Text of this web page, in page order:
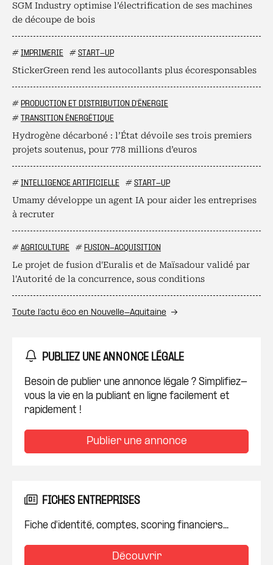
SGM Industry optimise l’électrification de ses machines
de découpe de bois
# IMPRIMERIE # START-UP
StickerGreen rend les autocollants plus écoresponsables
# PRODUCTION ET DISTRIBUTION D'ÉNERGIE
# TRANSITION ÉNERGÉTIQUE
Hydrogène décarboné : l’État dévoile ses trois premiers
projets soutenus, pour 778 millions d’euros
# INTELLIGENCE ARTIFICIELLE # START-UP
Umamy développe un agent IA pour aider les entreprises
à recruter
# AGRICULTURE # FUSION-ACQUISITION
Le projet de fusion d'Euralis et de Maïsadour validé par
l'Autorité de la concurrence, sous conditions
Toute l’actu éco en Nouvelle-Aquitaine
PUBLIEZ UNE ANNONCE LÉGALE
Besoin de publier une annonce légale ? Simplifiez-
vous la vie en la publiant en ligne facilement et
rapidement !
Publier une annonce
FICHES ENTREPRISES
Fiche d'identité, comptes, scoring financiers...
Découvrir